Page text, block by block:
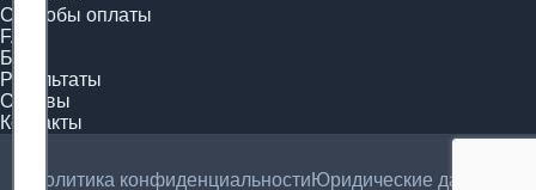
Способы оплаты
FAQ
Блог
Результаты
Отзывы
Контакты
Политика конфиденциальности Юридические данные